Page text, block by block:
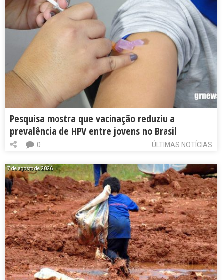
Pesquisa mostra que vacinação reduziu a
prevalência de HPV entre jovens no Brasil
ÚLTIMAS NOTÍCIAS
0
7 de agosto de 2026